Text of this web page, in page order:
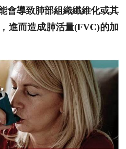
會導致肺部組織纖維化或其
進而造成肺活量(FVC)的加